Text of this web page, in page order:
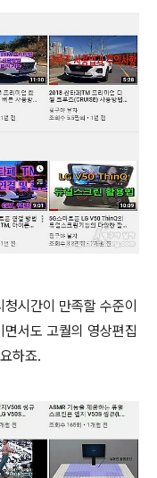
시간이 만족할 수준이
서도 고퀄의 영상편집
하죠.